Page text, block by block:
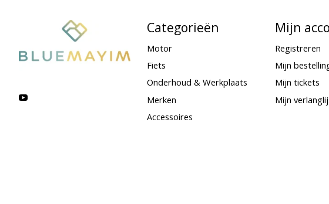
Categorieën
Motor
Fiets
Onderhoud & Werkplaats
Merken
Accessoires
Mijn
Registreren
Mijn
Mijn tickets
Mijn